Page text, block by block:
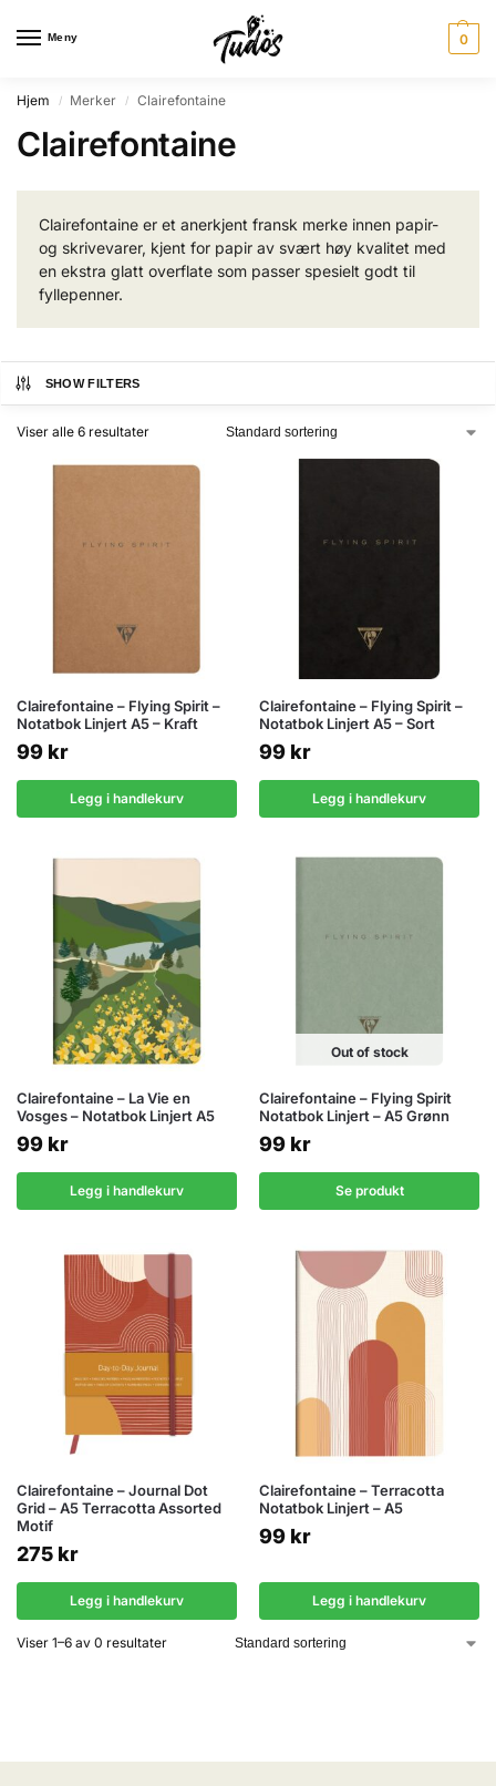
Meny 0
Hjem / Merker / Clairefontaine
Clairefontaine
Clairefontaine er et anerkjent fransk merke innen papir-
og skrivevarer, kjent for papir av svært høy kvalitet med
en ekstra glatt overflate som passer spesielt godt til
fyllepenner.
SHOW FILTERS
Viser alle 6 resultater
Clairefontaine – Flying Spirit –
Notatbok Linjert A5 – Kraft
99 kr
Legg i handlekurv
Clairefontaine – Flying Spirit –
Notatbok Linjert A5 – Sort
99 kr
Legg i handlekurv
Clairefontaine – La Vie en
Vosges – Notatbok Linjert A5
99 kr
Legg i handlekurv
Out of stock
Clairefontaine – Flying Spirit
Notatbok Linjert – A5 Grønn
99 kr
Se produkt
Clairefontaine – Journal Dot
Grid – A5 Terracotta Assorted
Motif
275 kr
Legg i handlekurv
Clairefontaine – Terracotta
Notatbok Linjert – A5
99 kr
Legg i handlekurv
Viser 1–6 av 0 resultater